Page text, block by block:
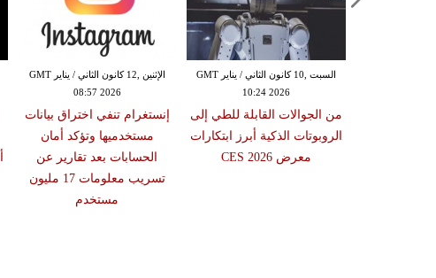
الإثنين ,12 كانون الثاني / يناير GMT
08:57 2026
إنستغرام تنفي اختراق بيانات
مستخدميها وتؤكد أمان
الحسابات بعد تقارير عن
تسريب معلومات 17 مليون
مستخدم
السبت ,10 كانون الثاني / يناير GMT
10:24 2026
من الجوالات القابلة للطي إلى
الروبوتات الذكية أبرز ابتكارات
معرض CES 2026